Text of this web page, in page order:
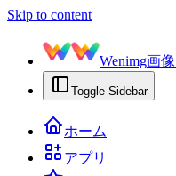
Skip to content
Wenimg画
Toggle Sidebar
ホーム
アプリ